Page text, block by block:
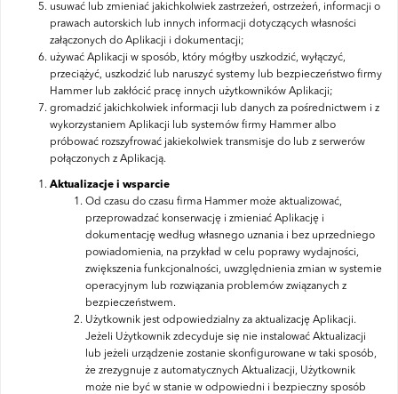
usuwać lub zmieniać jakichkolwiek zastrzeżeń, ostrzeżeń, informacji o
prawach autorskich lub innych informacji dotyczących własności
załączonych do Aplikacji i dokumentacji;
używać Aplikacji w sposób, który mógłby uszkodzić, wyłączyć,
przeciążyć, uszkodzić lub naruszyć systemy lub bezpieczeństwo firmy
Hammer lub zakłócić pracę innych użytkowników Aplikacji;
gromadzić jakichkolwiek informacji lub danych za pośrednictwem i z
wykorzystaniem Aplikacji lub systemów firmy Hammer albo
próbować rozszyfrować jakiekolwiek transmisje do lub z serwerów
połączonych z Aplikacją.
Aktualizacje i wsparcie
Od czasu do czasu firma Hammer może aktualizować,
przeprowadzać konserwację i zmieniać Aplikację i
dokumentację według własnego uznania i bez uprzedniego
powiadomienia, na przykład w celu poprawy wydajności,
zwiększenia funkcjonalności, uwzględnienia zmian w systemie
operacyjnym lub rozwiązania problemów związanych z
bezpieczeństwem.
Użytkownik jest odpowiedzialny za aktualizację Aplikacji.
Jeżeli Użytkownik zdecyduje się nie instalować Aktualizacji
lub jeżeli urządzenie zostanie skonfigurowane w taki sposób,
że zrezygnuje z automatycznych Aktualizacji, Użytkownik
może nie być w stanie w odpowiedni i bezpieczny sposób